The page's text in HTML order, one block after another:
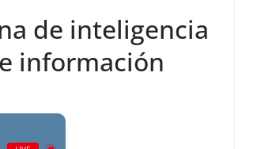
de inteligencia
información